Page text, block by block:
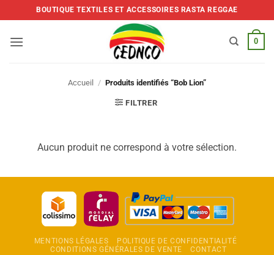
to
BOUTIQUE TEXTILES ET ACCESSOIRES RASTA REGGAE
0
Accueil / Produits identifiés “Bob Lion”
FILTRER
Aucun produit ne correspond à votre sélection.
MENTIONS LÉGALES
POLITIQUE DE CONFIDENTIALITÉ
CONDITIONS GÉNÉRALES DE VENTE
CONTACT